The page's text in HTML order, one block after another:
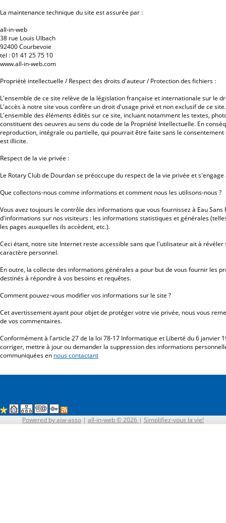
La maintenance technique du site est assurée par :
all-in-web
38 rue Louis Ulbach
92400 Courbevoie
tel : 01 41 25 75 10
www.all-in-web.com
Propriété intellectuelle / Respect des droits d'auteur / Protection des fichiers :
L'ensemble de ce site relève de la législation française et internationale sur le
L'accès à notre site vous confère un droit d'usage privé et non exclusif de ce site.
L'ensemble des éléments édités sur ce site, incluant notamment les textes,
constituent des oeuvres au sens du code de la Propriété Intellectuelle. En
reproduction, intégrale ou partielle, qui pourrait être faite sans le
est illicite.
Respect de la vie privée :
Le Rotary Club de Dourdan se préoccupe du respect de la vie privée et
Que collectons-nous comme informations et comment nous les utilisons-nous ?
Vous avez toujours le contrôle des informations que vous fournissez à Eau Sans
d'informations sur nos visiteurs : les informations statistiques et générales
les pages auxquelles ils accèdent, etc.).
Ceci étant, notre site Internet reste accessible sans que l'utilisateur ait à
caractère personnel.
En outre, la collecte des informations générales a pour but de vous fournir les
destinés à répondre à vos besoins et requêtes.
Comment pouvez-vous modifier vos informations sur le site ?
Cet avertissement ayant pour objet de protéger votre vie privée, nous vous
de vos commentaires.
Conformément à l'article 27 de la loi 78-17 Informatique et Liberté du 6 janvier
corriger, mettre à jour ou demander la suppression des informations
communiquées en nous contactant
Powered by aiw-asso | all-in-web © 2026 | Simplifiez-vous la vie!